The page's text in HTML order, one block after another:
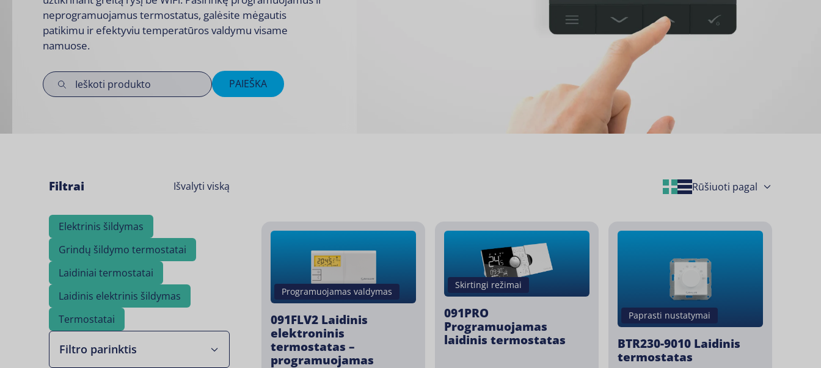
neprogramuojamustermostatus, galėsite mėgautis
patikimu ir efektyviu temperatūros valdymu visame
namuose.
PAIEŠKA
Filtrai Išvalyti viską
Elektrinis šildymas
Grindų šildymo termostatai
Laidiniai termostatai
Laidinis elektrinis šildymas
Termostatai
Filtro parinktis
Grid Layout
List Layout
Programuojamas valdymas
091FLV2 Laidinis
elektroninis
termostatas –
programuojamas
Skirtingi režimai
091PRO
Programuojamas
laidinis termostatas
Paprasti nustatymai
BTR230-9010 Laidinis
termostatas